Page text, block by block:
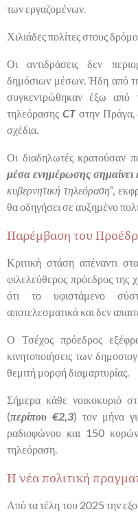
των εργαζομένων.
Χιλιάδες πολίτες στους
Οι αντιδράσεις δεν
δημόσιων μέσων. Ήδη από
συγκεντρώθηκαν έξω από
τηλεόρασης CTστην Πράγα,
σχέδια.
Οι διαδηλωτές κρατούσαν
μέσα ενημέρωσης σημαίνει
κυβερνητική τηλεόραση”,
θα οδηγήσει σε αυξημένο
Παρέμβαση του
Κριτική στάση απέναντι
φιλελεύθερος πρόεδρος της
ότι το υφιστάμενο
αποτελεσματικά και δεν
Ο Τσέχος πρόεδρος
κινητοποιήσεις των
θεμιτή μορφή διαμαρτυρίας.
Σήμερα κάθε νοικοκυριό
(περίπου €2,3) τον μήνα
ραδιοφώνου και 150
τηλεόραση.
Η νέα πολιτική
Από τα τέλη του 2025 την